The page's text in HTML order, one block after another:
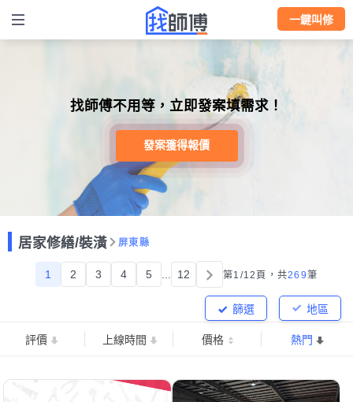
一鍵叫修
找師傅不用等，立即發案填需求！
發案獲得報價
居家修繕/裝潢 屏東縣
1 2 3 4 5 12 第1/12頁， 共269筆
地區
篩選
評價 上線時間 價格 熱門